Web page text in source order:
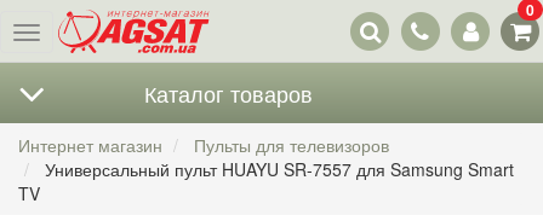
Меню
Наши
контакты
0
Каталог товаров
Интернет магазин
Пульты для телевизоров
Универсальный пульт HUAYU SR-7557 для Samsung Smart
TV